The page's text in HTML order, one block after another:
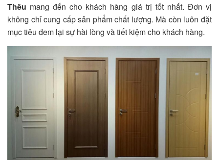
Thêu mang đến cho khách hàng giá trị tốt nhất. Đơn vị
không chỉ cung cấp sản phẩm chất lượng. Mà còn luôn đặt
mục tiêu đem lại sự hài lòng và tiết kiệm cho khách hàng.